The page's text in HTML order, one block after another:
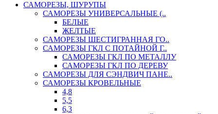
САМОРЕЗЫ, ШУРУПЫ
САМОРЕЗЫ УНИВЕРСАЛЬНЫЕ (..
БЕЛЫЕ
ЖЕЛТЫЕ
САМОРЕЗЫ ШЕСТИГРАННАЯ ГО..
САМОРЕЗЫ ГКЛ С ПОТАЙНОЙ Г..
САМОРЕЗЫ ГКЛ ПО МЕТАЛЛУ
САМОРЕЗЫ ГКЛ ПО ДЕРЕВУ
САМОРЕЗЫ ДЛЯ СЭНДВИЧ ПАНЕ..
САМОРЕЗЫ КРОВЕЛЬНЫЕ
4,8
5,5
6,3